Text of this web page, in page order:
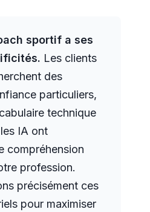
sportif a ses
Les clients
des
particuliers,
technique
IA ont
compréhension
profession.
précisément ces
pour maximiser